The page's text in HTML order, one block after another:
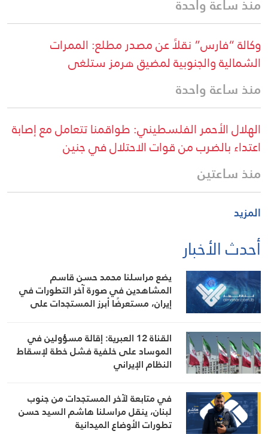
منذ ساعة واحدة
وكالة “فارس” نقلاً عن مصدر مطلع: الممرات
الشمالية والجنوبية لمضيق هرمز ستلغى
منذ ساعة واحدة
الهلال الأحمر الفلسطيني: طواقمنا تتعامل مع إصابة
اعتداء بالضرب من قوات الاحتلال في جنين
منذ ساعتين
المزيد
أحدث الأخبار
يضع مراسلنا محمد حسن قاسم
المشاهدين في صورة آخر التطورات في
إيران، مستعرضًا أبرز المستجدات على
المواقف الرسمية وأبرز التطورات ذات
الصلة بالشأنين الداخلي والإقليمي
القناة 12 العبرية: إقالة مسؤولين في
الموساد على خلفية فشل خطة لإسقاط
النظام الإيراني
في متابعة لآخر المستجدات من جنوب
لبنان، ينقل مراسلنا هاشم السيد حسن
تطورات الأوضاع الميدانية